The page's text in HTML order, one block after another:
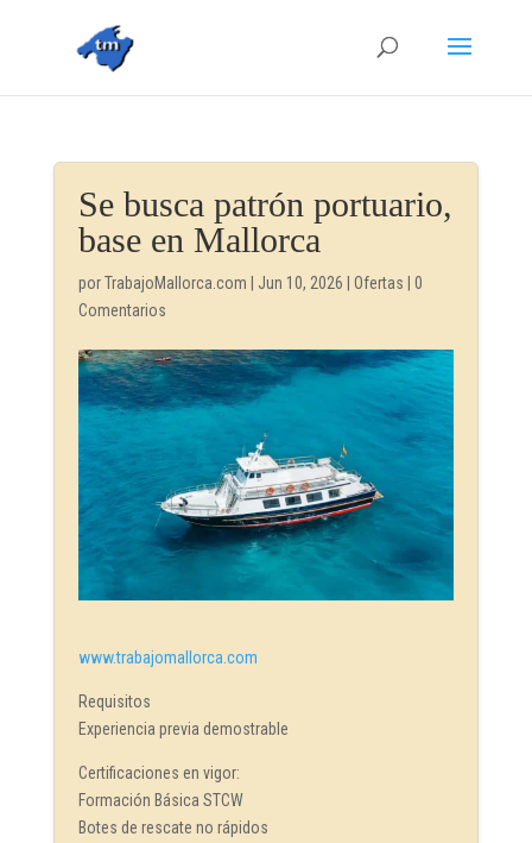
Se busca patrón portuario,
base en Mallorca
porTrabajoMallorca.com Jun 10, 2026 Ofertas
0
Comentarios
www.trabajomallorca.com
Requisitos
Experiencia previa demostrable
Certificaciones en vigor:
Formación Básica STCW
Botes de rescate no rápidos